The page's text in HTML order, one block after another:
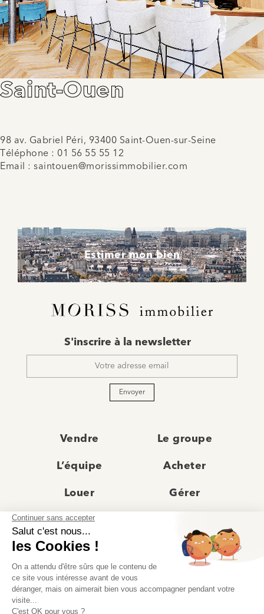
Saint-Ouen
98 av. Gabriel Péri, 93400 Saint-Ouen-sur-Seine
Téléphone : 01 56 55 55 12
Email : saintouen@morissimmobilier.com
Estimer mon bien
mail
S'inscrire à la newsletter
Envoyer
Vendre Le groupe
L’équipe Acheter
Louer Gérer
Actualités
Recrutement Avis clients
Prestige